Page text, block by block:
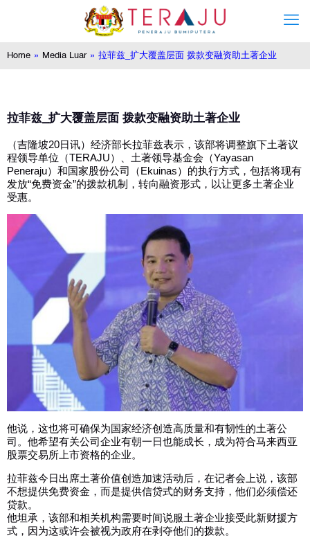
Home » Media Luar » 拉菲兹_扩大覆盖层面 拨款变融资助土著企业
拉菲兹_扩大覆盖层面 拨款变融资助土著企业
（吉隆坡20日讯）经济部长拉菲兹表示，该部将调整旗下土著议
程领导单位（TERAJU）、土著领导基金会（Yayasan
Peneraju）和国家股份公司（Ekuinas）的执行方式，包括将现有
发放“免费资金”的拨款机制，转向融资形式，以让更多土著企业
受惠。
他说，这也将可确保为国家经济创造高质量和有韧性的土著公
司。他希望有关公司企业有朝一日也能成长，成为符合马来西亚
股票交易所上市资格的企业。
拉菲兹今日出席土著价值创造加速活动后，在记者会上说，该部
不想提供免费资金，而是提供信贷式的财务支持，他们必须偿还
贷款。
他坦承，该部和相关机构需要时间说服土著企业接受此新财援方
式，因为这或许会被视为政府在剥夺他们的拨款。